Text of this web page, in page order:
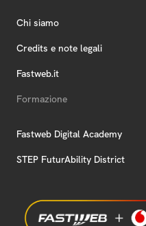
Chi siamo
Credits e note legali
Fastweb.it
Formazione
Fastweb Digital Academy
STEP FuturAbility District